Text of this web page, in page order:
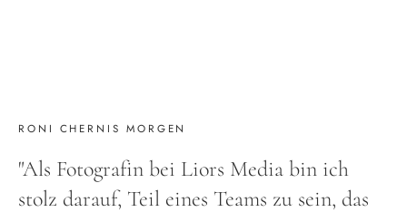
RONI CHERNIS MORGEN
"Als Fotografin bei Liors Media bin ich
stolz darauf, Teil eines Teams zu sein, das